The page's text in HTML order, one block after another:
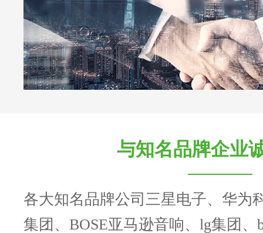
与知名品牌企业
各大知名品牌公司三星电子、华为
集团、BOSE亚马逊音响、lg集团、